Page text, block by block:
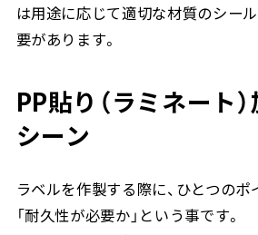
は用途に応じて適切な材質のシー
要があります。
PP貼り（ラミネート
シーン
ラベルを作製する際に、ひとつの
「耐久性が必要か」という事です。